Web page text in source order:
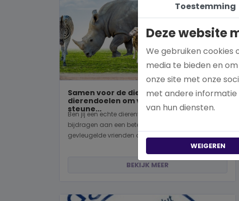
Samen voor de dieren: De mooiste
dierendoelen om vandaag nog te
steune...
Ben jij een echte dierenvriend en wil je graag
bijdragen aan een betere wereld voor viervoeters,
gevleugelde vrienden of wild...
BEKIJK MEER
Toestemming
Deze website
We gebruiken cookies
media te bieden en
onze site met onze
met andere informatie
van hun diensten.
WEIGEREN